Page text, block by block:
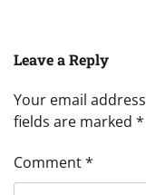
Leave a Reply
Your email
fields are marked *
Comment*